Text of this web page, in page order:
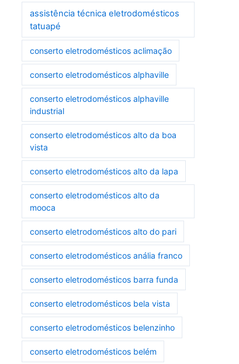
assistência técnica eletrodomésticos
tatuapé
conserto eletrodomésticos aclimação
conserto eletrodomésticos alphaville
conserto eletrodomésticos alphaville
industrial
conserto eletrodomésticos alto da boa
vista
conserto eletrodomésticos alto da lapa
conserto eletrodomésticos alto da
mooca
conserto eletrodomésticos alto do pari
conserto eletrodomésticos anália franco
conserto eletrodomésticos barra funda
conserto eletrodomésticos bela vista
conserto eletrodomésticos belenzinho
conserto eletrodomésticos belém